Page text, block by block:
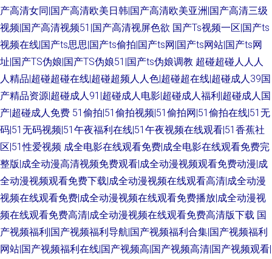
产高清女同|国产高清欧美日韩|国产高清欧美亚洲|国产高清三级
视频|国产高清视频51|国产高清视屏色欲 国产Ts视频一区|国产ts
视频在线|国产ts思思|国产ts偷拍|国产ts网|国产ts网站|国产ts网
址|国产TS伪娘|国产TS伪娘51|国产ts伪娘调教 超碰超碰人人人
人精品|超碰超碰在线|超碰超频人人色|超碰超在线|超碰成人39国
产精品资源|超碰成人91|超碰成人电影|超碰成人福利|超碰成人国
产|超碰成人免费 51偷拍|51偷拍视频|51偷拍网|51偷拍在线|51无
码|51无码视频|51午夜福利在线|51午夜视频在线观看|51香蕉社
区|51性爱视频 成全电影在线观看免费|成全电影在线观看免费完
整版|成全动漫高清视频免费观看|成全动漫视频观看免费动漫|成
全动漫视频观看免费下载|成全动漫视频在线观看高清|成全动漫
视频在线观看免费|成全动漫视频在线观看免费播放|成全动漫视
频在线观看免费高清|成全动漫视频在线观看免费高清版下载 国
产视频福利|国产视频福利导航|国产视频福利合集|国产视频福利
网站|国产视频福利在线|国产视频高|国产视频高清|国产视频观看|